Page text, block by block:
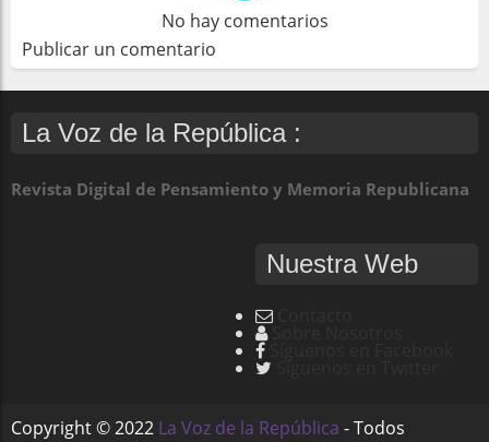
No hay comentarios
Publicar un comentario
La Voz de la República :
Revista Digital de Pensamiento y Memoria Republicana
Nuestra Web
Copyright ©2022 La Voz de la República - Todos